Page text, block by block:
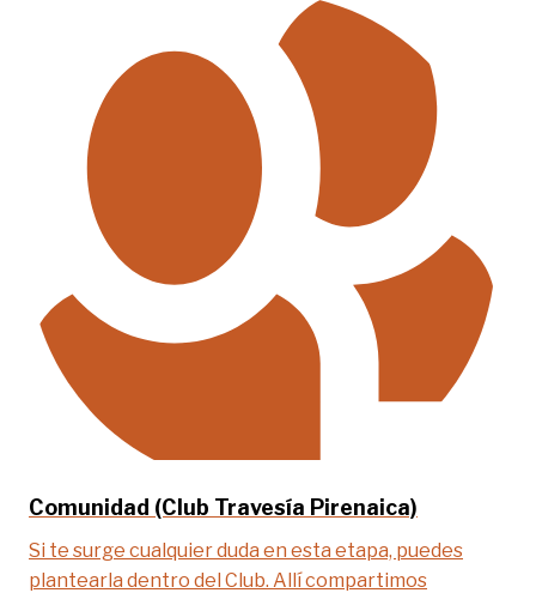
Comunidad (Club Travesía Pirenaica)
Si te surge cualquier duda en esta etapa, puedes
plantearla dentro del Club. Allí compartimos